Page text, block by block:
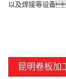
以及焊接等设备
昆明卷板加